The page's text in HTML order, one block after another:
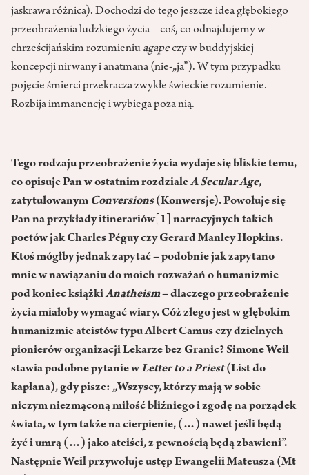
jaskrawa różnica). Dochodzi do tego jeszcze idea głębokiego
przeobrażenia ludzkiego życia – coś, co odnajdujemy w
chrześcijańskim rozumieniu agapeczy w buddyjskiej
koncepcji nirwany i anatmana (nie-„ja”). W tym przypadku
pojęcie śmierci przekracza zwykłe świeckie rozumienie.
Rozbija immanencję i wybiega poza nią.
Tego rodzaju przeobrażenie życia wydaje się bliskie temu,
co opisuje Pan w ostatnim rozdzialeA Secular Age,
zatytułowanym Conversions (Konwersje). Powołuje się
Pan na przykłady itinerariów[1]
narracyjnych takich
poetów jak Charles Péguy czy Gerard Manley Hopkins.
Ktoś mógłby jednak zapytać – podobnie jak zapytano
mnie w nawiązaniu do moich rozważań o humanizmie
pod koniec książkiAnatheism– dlaczego przeobrażenie
życia miałoby wymagać wiary. Cóż złego jest w głębokim
humanizmie ateistów typu Albert Camus czy dzielnych
pionierów organizacji Lekarze bez Granic? Simone Weil
stawia podobne pytanie wLetter to a Priest (List do
kapłana), gdy pisze: „Wszyscy, którzy mają w sobie
niczym niezmąconą miłość bliźniego i zgodę na porządek
świata, w tym także na cierpienie, (…) nawet jeśli będą
żyć i umrą (…) jako ateiści, z pewnością będą zbawieni”.
Następnie Weil przywołuje ustęp Ewangelii Mateusza (Mt